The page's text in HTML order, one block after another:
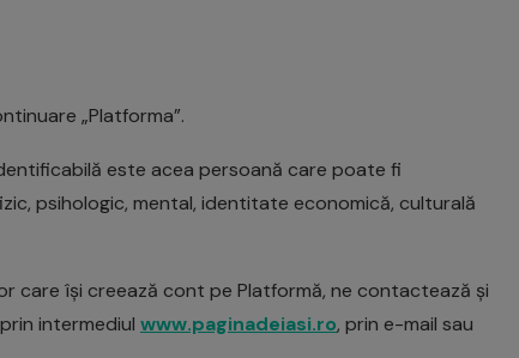
„Platforma”.
este acea persoană care poate fi
psihologic, mental, identitate economică, culturală
care își creează cont pe Platformă, ne contactează și
intermediul www.paginadeiasi.ro, prin e-mail sau